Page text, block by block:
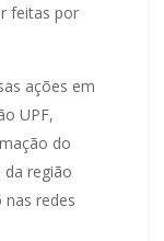
feitas por
ações em
UPF,
do
região
redes